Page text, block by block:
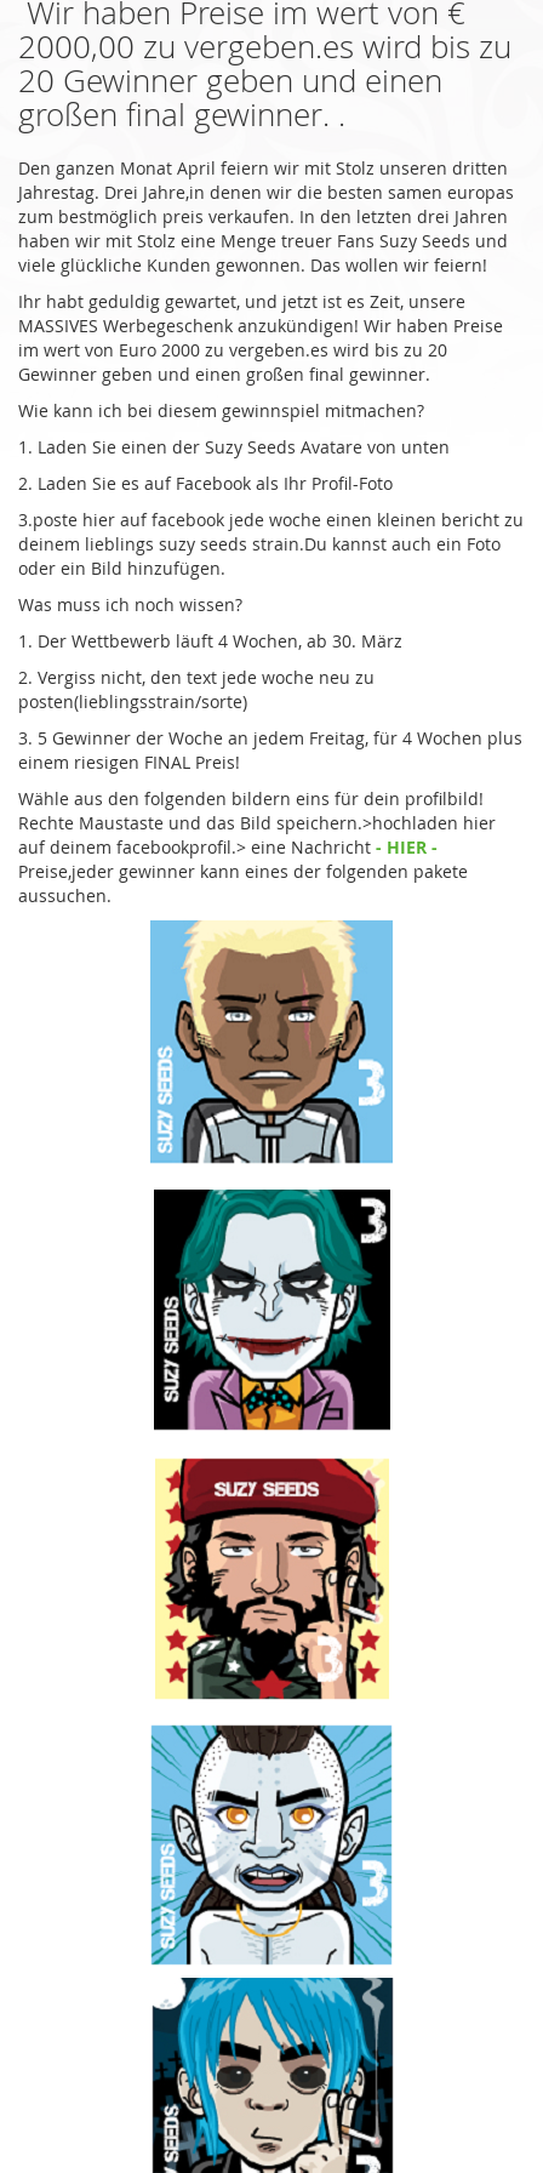
Wir haben Preise im wert von €
2000,00 zu vergeben.es wird bis zu
20 Gewinner geben und einen
großen final gewinner. .
Den ganzen Monat April feiern wir mit Stolz unseren dritten
Jahrestag. Drei Jahre,in denen wir die besten samen europas
zum bestmöglich preis verkaufen. In den letzten drei Jahren
haben wir mit Stolz eine Menge treuer Fans Suzy Seeds und
viele glückliche Kunden gewonnen. Das wollen wir feiern!
Ihr habt geduldig gewartet, und jetzt ist es Zeit, unsere
MASSIVES Werbegeschenk anzukündigen! Wir haben Preise
im wert von Euro 2000 zu vergeben.es wird bis zu 20
Gewinner geben und einen großen final gewinner.
Wie kann ich bei diesem gewinnspiel mitmachen?
1. Laden Sie einen der Suzy Seeds Avatare von unten
2. Laden Sie es auf Facebook als Ihr Profil-Foto
3.poste hier auf facebook jede woche einen kleinen bericht zu
deinem lieblings suzy seeds strain.Du kannst auch ein Foto
oder ein Bild hinzufügen.
Was muss ich noch wissen?
1. Der Wettbewerb läuft 4 Wochen, ab 30. März
2. Vergiss nicht, den text jede woche neu zu
posten(lieblingsstrain/sorte)
3. 5 Gewinner der Woche an jedem Freitag, für 4 Wochen plus
einem riesigen FINAL Preis!
Wähle aus den folgenden bildern eins für dein profilbild!
Rechte Maustaste und das Bild speichern.>hochladen hier
auf deinem facebookprofil.> eine Nachricht - HIER -
Preise,jeder gewinner kann eines der folgenden pakete
aussuchen.